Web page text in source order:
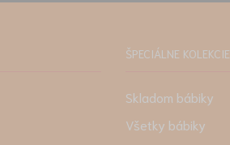
ŠPECIÁLNE KOLEKCIE
Skladom bábiky
Všetky bábiky